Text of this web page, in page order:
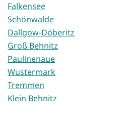
Falkensee
Schönwalde
Dallgow-Döberitz
Groß Behnitz
Paulinenaue
Wustermark
Tremmen
Klein Behnitz